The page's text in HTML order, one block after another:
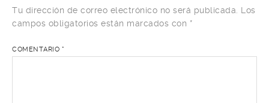
Tu dirección de correo electrónico no será publicada.
Los
campos obligatorios están marcados con *
COMENTARIO *